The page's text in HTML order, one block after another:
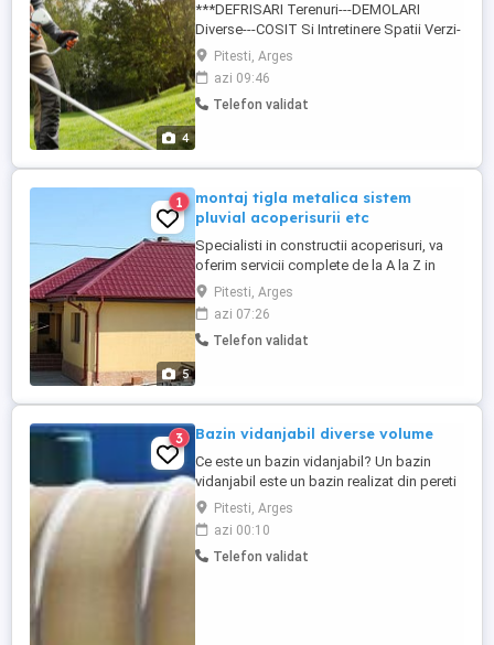
4
***DEFRISARI Terenuri---DEMOLARI
Diverse---COSIT Si Intretinere Spatii Verzi-
--Tuns Gazon---ZUGRAVELI--Detinem
Duba Pentru Adunarea Resturilor
Ramase.Mai Multe Detalii la
Telefon.Multumim***
Pitesti, Arges
azi 09:46
Telefon validat
5
1
montaj tigla metalica sistem
pluvial acoperisurii etc
Specialisti in constructii acoperisuri, va
oferim servicii complete de la A la Z in
domeniul montajului si al reparatiilor de
acoperisuri. Oferim DISCOUNT
SUBSTANTIAL la sistemele complete de
acoperisuri! GARANTIE: MATERIALE 30
...
Pitesti, Arges
azi 07:26
Telefon validat
3 Bazin vidanjabil diverse volume
Ce este un bazin vidanjabil? Un bazin
vidanjabil este un bazin realizat din pereti
din fibra de sticla, PEHD sau polipropilena,
de dimensiuni variabile, fiind fabricate in
functiile de dimensiunile cerute de
cumparatori. Acest bazin colecteaza
Pitesti, Arges
azi 00:10
Telefon validat